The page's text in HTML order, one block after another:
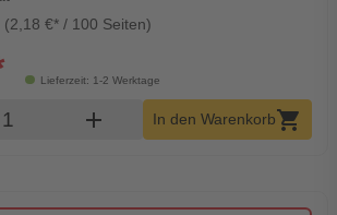
(2,18 €* / 100 Seiten)
Lieferzeit: 1-2 Werktage
Warenkorb Menge
add In den Warenkorbshopping_cart